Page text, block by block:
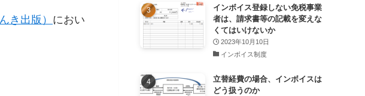
き出版） におい
インボイス登録しない免税事業
者は、請求書等の記載を変えな
くてはいけないか
2023年10月10日
インボイス制度
立替経費の場合、インボイスは
どう扱うのか